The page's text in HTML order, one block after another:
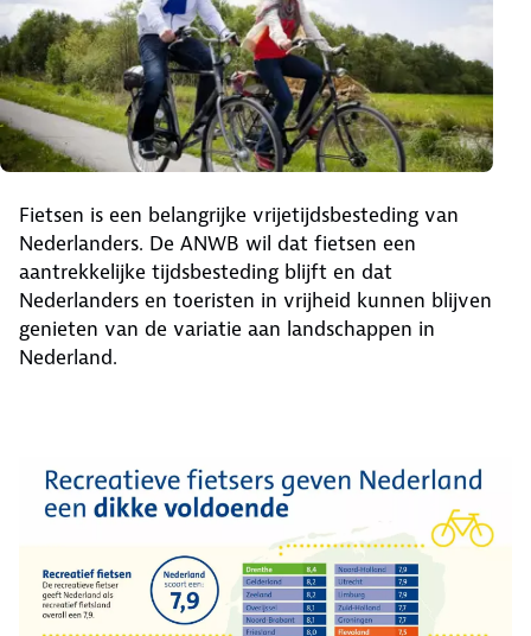
Fietsen is een belangrijke vrijetijdsbesteding van
Nederlanders. De ANWB wil dat fietsen een
aantrekkelijke tijdsbesteding blijft en dat
Nederlanders en toeristen in vrijheid kunnen blijven
genieten van de variatie aan landschappen in
Nederland.